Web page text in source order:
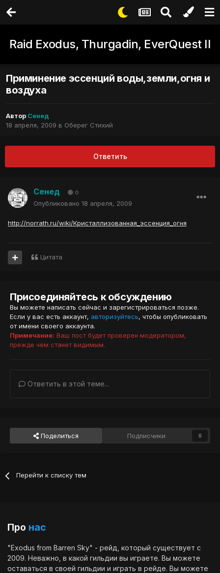
Raid Exodus, Thurgadin, EverQuest II
Приминение эссенций воды,земли,огня и
воздуха
Автор Сенед
18 апреля, 2009 в Оберег Стихий
Ответить
Сенед 0
Опубликовано 18 апреля, 2009
http://norrath.ru/wiki/Кристаллизованная_эссенция_огня
Цитата
Присоединяйтесь к обсуждению
Вы можете написать сейчас и зарегистрироваться позже.
Если у вас есть аккаунт, авторизуйтесь, чтобы опубликовать
от имени своего аккаунта.
Примечание: Ваш пост будет проверен модератором,
прежде чем станет видимым.
Ответить в этой теме...
Поделиться Подписчики 0
Перейти к списку тем
Про нас
"Exodus from Barren Sky" - рейд, который существует с
2009. Неважно, в какой гильдии вы играете. Вы можете
оставаться в своей гильдии и играть в рейде. Вы можете